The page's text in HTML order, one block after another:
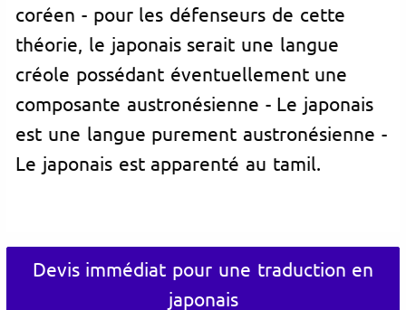
coréen - pour les défenseurs de cette
théorie, le japonais serait une langue
créole possédant éventuellement une
composante austronésienne - Le japonais
est une langue purement austronésienne -
Le japonais est apparenté au tamil.
Devis immédiat pour une traduction en
japonais